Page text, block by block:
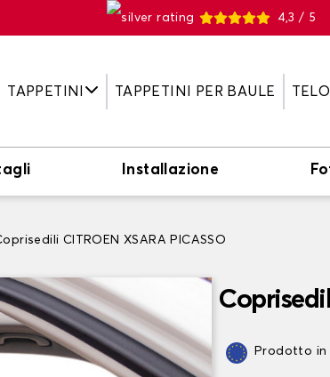
4,3 / 5
TAPPETINI TAPPETINI PER BAULE
Installazione
CITROEN XSARA PICASSO
Prodotto in